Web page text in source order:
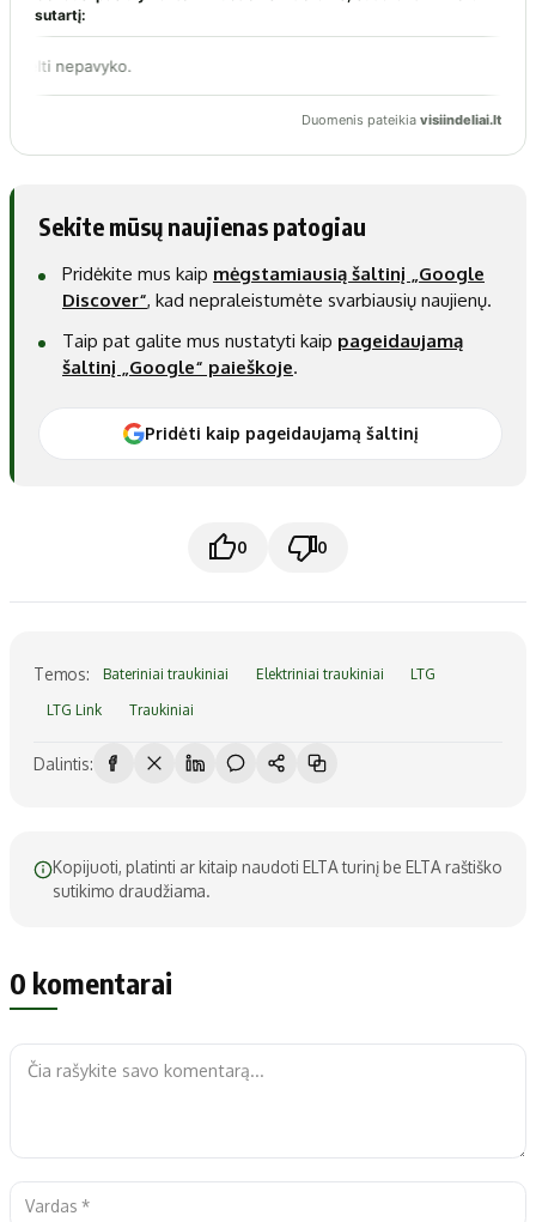
Sekite mūsų naujienas patogiau
Pridėkite mus kaip mėgstamiausią šaltinį „Google
Discover“, kad nepraleistumėte svarbiausių naujienų.
Taip pat galite mus nustatyti kaip pageidaujamą
šaltinį „Google“ paieškoje.
Pridėti kaip pageidaujamą šaltinį
0 0
Temos: Bateriniai traukiniai Elektriniai traukiniai LTG
LTG Link Traukiniai
Dalintis:
Kopijuoti, platinti ar kitaip naudoti ELTA turinį be ELTA raštiško
sutikimo draudžiama.
0 komentarai